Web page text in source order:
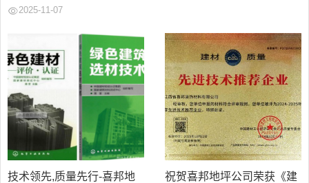
构劣化，腐蚀现象无处不在。...
2025-11-07
为通道淡灰,作业及其他区域为艳
绿,中黄线作缝线区分....
技术领先,质量先行-喜邦地
祝贺喜邦地坪公司荣获《建